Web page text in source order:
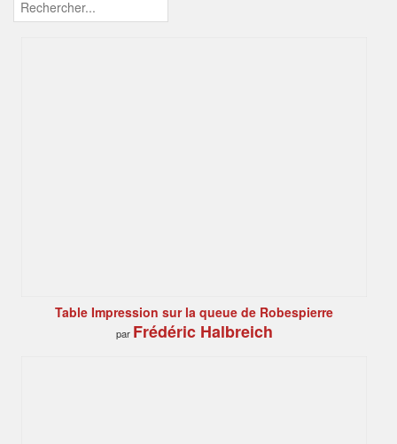
Table Impression sur la queue de Robespierre
par Frédéric Halbreich